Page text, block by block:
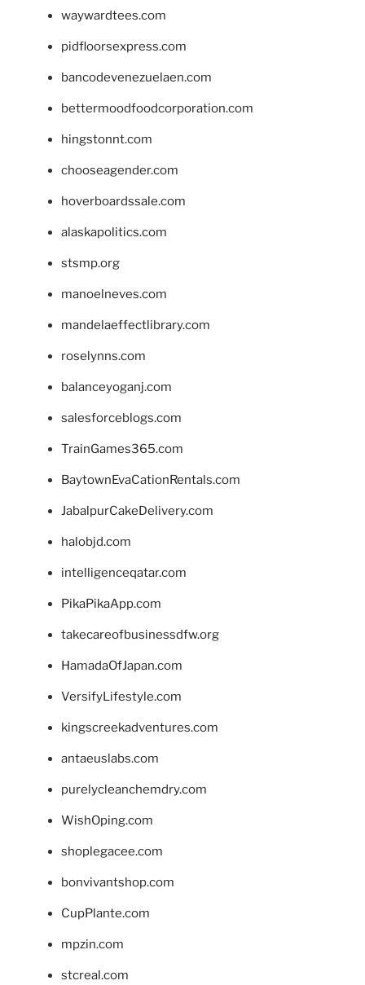
waywardtees.com
pidfloorsexpress.com
bancodevenezuelaen.com
bettermoodfoodcorporation.com
hingstonnt.com
chooseagender.com
hoverboardssale.com
alaskapolitics.com
stsmp.org
manoelneves.com
mandelaeffectlibrary.com
roselynns.com
balanceyoganj.com
salesforceblogs.com
TrainGames365.com
BaytownEvaCationRentals.com
JabalpurCakeDelivery.com
halobjd.com
intelligenceqatar.com
PikaPikaApp.com
takecareofbusinessdfw.org
HamadaOfJapan.com
VersifyLifestyle.com
kingscreekadventures.com
antaeuslabs.com
purelycleanchemdry.com
WishOping.com
shoplegacee.com
bonvivantshop.com
CupPlante.com
mpzin.com
stcreal.com